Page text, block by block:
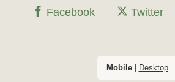
Facebook Twitter
Mobile| Desktop